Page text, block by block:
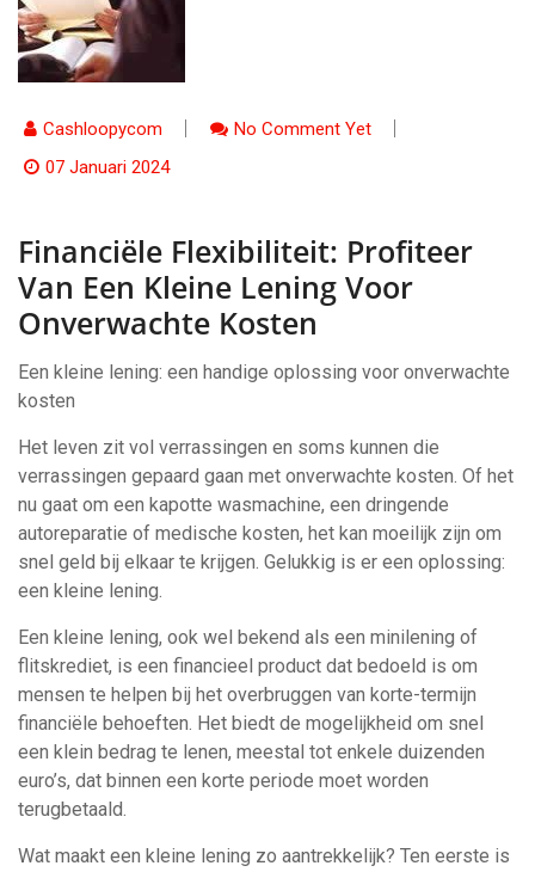
Cashloopycom
No Comment Yet
07 Januari 2024
Financiële Flexibiliteit: Profiteer
Van Een Kleine Lening Voor
Onverwachte Kosten
Een kleine lening: een handige oplossing voor onverwachte
kosten
Het leven zit vol verrassingen en soms kunnen die
verrassingen gepaard gaan met onverwachte kosten. Of het
nu gaat om een kapotte wasmachine, een dringende
autoreparatie of medische kosten, het kan moeilijk zijn om
snel geld bij elkaar te krijgen. Gelukkig is er een oplossing:
een kleine lening.
Een kleine lening, ook wel bekend als een minilening of
flitskrediet, is een financieel product dat bedoeld is om
mensen te helpen bij het overbruggen van korte-termijn
financiële behoeften. Het biedt de mogelijkheid om snel
een klein bedrag te lenen, meestal tot enkele duizenden
euro’s, dat binnen een korte periode moet worden
terugbetaald.
Wat maakt een kleine lening zo aantrekkelijk? Ten eerste is